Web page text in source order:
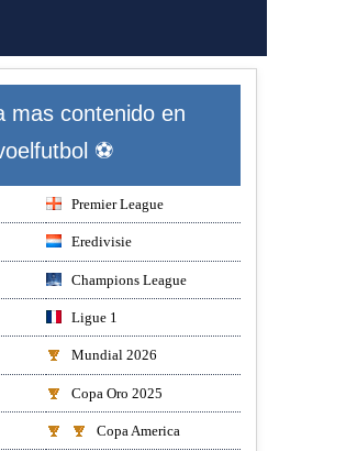
mas contenido en
⚽
Premier League
Eredivisie
Champions League
Ligue 1
Mundial 2026
Copa Oro 2025
Copa America